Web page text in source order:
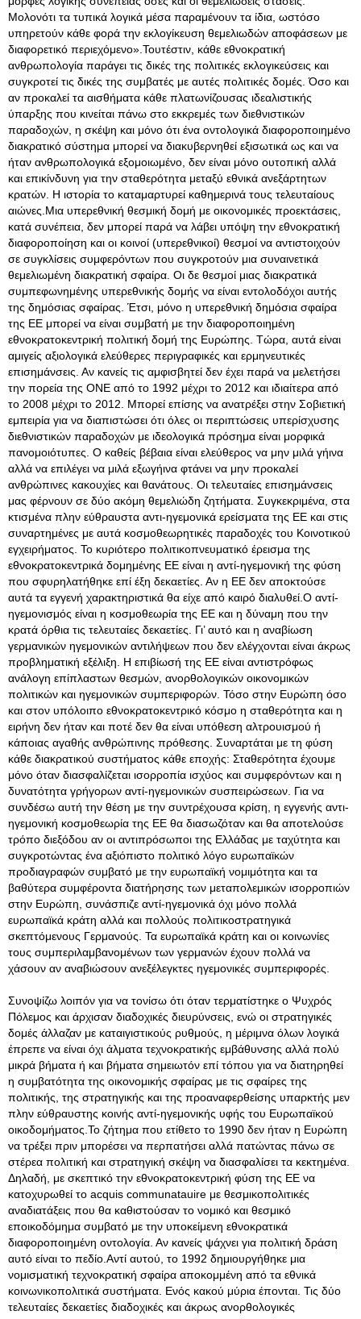
Μολονότι τα τυπικά λογικά μέσα παραμένουν τα ίδια, ωστόσο
υπηρετούν κάθε φορά την εκλογίκευση θεμελιωδών αποφάσεων με
διαφορετικό περιεχόμενο».Τουτέστιν, κάθε εθνοκρατική
ανθρωπολογία παράγει τις δικές της πολιτικές εκλογικεύσεις και
συγκροτεί τις δικές της συμβατές με αυτές πολιτικές δομές. Όσο και
αν προκαλεί τα αισθήματα κάθε πλατωνίζουσας ιδεαλιστικής
ύπαρξης που κινείται πάνω στο εκκρεμές των διεθνιστικών
παραδοχών, η σκέψη και μόνο ότι ένα οντολογικά διαφοροποιημένο
διακρατικό σύστημα μπορεί να διακυβερνηθεί εξισωτικά ως και να
ήταν ανθρωπολογικά εξομοιωμένο, δεν είναι μόνο ουτοπική αλλά
και επικίνδυνη για την σταθερότητα μεταξύ εθνικά ανεξάρτητων
κρατών. Η ιστορία το καταμαρτυρεί καθημερινά τους τελευταίους
αιώνες.Μια υπερεθνική θεσμική δομή με οικονομικές προεκτάσεις,
κατά συνέπεια, δεν μπορεί παρά να λάβει υπόψη την εθνοκρατική
διαφοροποίηση και οι κοινοί (υπερεθνικοί) θεσμοί να αντιστοιχούν
σε συγκλίσεις συμφερόντων που συγκροτούν μια συναινετικά
θεμελιωμένη διακρατική σφαίρα. Οι δε θεσμοί μιας διακρατικά
συμπεφωνημένης υπερεθνικής δομής να είναι εντολοδόχοι αυτής
της δημόσιας σφαίρας. Έτσι, μόνο η υπερεθνική δημόσια σφαίρα
της ΕΕ μπορεί να είναι συμβατή με την διαφοροποιημένη
εθνοκρατοκεντρική πολιτική δομή της Ευρώπης. Τώρα, αυτά είναι
αμιγείς αξιολογικά ελεύθερες περιγραφικές και ερμηνευτικές
επισημάνσεις. Αν κανείς τις αμφισβητεί δεν έχει παρά να μελετήσει
την πορεία της ΟΝΕ από το 1992 μέχρι το 2012 και ιδιαίτερα από
το 2008 μέχρι το 2012. Μπορεί επίσης να ανατρέξει στην Σοβιετική
εμπειρία για να διαπιστώσει ότι όλες οι περιπτώσεις υπερίσχυσης
διεθνιστικών παραδοχών με ιδεολογικά πρόσημα είναι μορφικά
πανομοιότυπες. Ο καθείς βέβαια είναι ελεύθερος να μην μιλά γήινα
αλλά να επιλέγει να μιλά εξωγήινα φτάνει να μην προκαλεί
ανθρώπινες κακουχίες και θανάτους. Οι τελευταίες επισημάνσεις
μας φέρνουν σε δύο ακόμη θεμελιώδη ζητήματα. Συγκεκριμένα, στα
κτισμένα πλην εύθραυστα αντι-ηγεμονικά ερείσματα της ΕΕ και στις
συναρτημένες με αυτά κοσμοθεωρητικές παραδοχές του Κοινοτικού
εγχειρήματος. Το κυριότερο πολιτικοπνευματικό έρεισμα της
εθνοκρατοκεντρικά δομημένης ΕΕ είναι η αντί-ηγεμονική της φύση
που σφυρηλατήθηκε επί έξη δεκαετίες. Αν η ΕΕ δεν αποκτούσε
αυτά τα εγγενή χαρακτηριστικά θα είχε από καιρό διαλυθεί.Ο αντί-
ηγεμονισμός είναι η κοσμοθεωρία της ΕΕ και η δύναμη που την
κρατά όρθια τις τελευταίες δεκαετίες. Γι’ αυτό και η αναβίωση
γερμανικών ηγεμονικών αντιλήψεων που δεν ελέγχονται είναι άκρως
προβληματική εξέλιξη. Η επιβίωσή της ΕΕ είναι αντιστρόφως
ανάλογη επίπλαστων θεσμών, ανορθολογικών οικονομικών
πολιτικών και ηγεμονικών συμπεριφορών. Τόσο στην Ευρώπη όσο
και στον υπόλοιπο εθνοκρατοκεντρικό κόσμο η σταθερότητα και η
ειρήνη δεν ήταν και ποτέ δεν θα είναι υπόθεση αλτρουισμού ή
κάποιας αγαθής ανθρώπινης πρόθεσης. Συναρτάται με τη φύση
κάθε διακρατικού συστήματος κάθε εποχής: Σταθερότητα έχουμε
μόνο όταν διασφαλίζεται ισορροπία ισχύος και συμφερόντων και η
δυνατότητα γρήγορων αντί-ηγεμονικών συσπειρώσεων. Για να
συνδέσω αυτή την θέση με την συντρέχουσα κρίση, η εγγενής αντι-
ηγεμονική κοσμοθεωρία της ΕΕ θα διασωζόταν και θα αποτελούσε
τρόπο διεξόδου αν οι αντιπρόσωποι της Ελλάδας με ταχύτητα και
συγκροτώντας ένα αξιόπιστο πολιτικό λόγο ευρωπαϊκών
προδιαγραφών συμβατό με την ευρωπαϊκή νομιμότητα και τα
βαθύτερα συμφέροντα διατήρησης των μεταπολεμικών ισορροπιών
στην Ευρώπη, συνάσπιζε αντί-ηγεμονικά όχι μόνο πολλά
ευρωπαϊκά κράτη αλλά και πολλούς πολιτικοστρατηγικά
σκεπτόμενους Γερμανούς. Τα ευρωπαϊκά κράτη και οι κοινωνίες
τους συμπεριλαμβανομένων των γερμανών έχουν πολλά να
χάσουν αν αναβιώσουν ανεξέλεγκτες ηγεμονικές συμπεριφορές.
Συνοψίζω λοιπόν για να τονίσω ότι όταν τερματίστηκε ο Ψυχρός
Πόλεμος και άρχισαν διαδοχικές διευρύνσεις, ενώ οι στρατηγικές
δομές άλλαζαν με καταιγιστικούς ρυθμούς, η μέριμνα όλων λογικά
έπρεπε να είναι όχι άλματα τεχνοκρατικής εμβάθυνσης αλλά πολύ
μικρά βήματα ή και βήματα σημειωτόν επί τόπου για να διατηρηθεί
η συμβατότητα της οικονομικής σφαίρας με τις σφαίρες της
πολιτικής, της στρατηγικής και της προαναφερθείσης υπαρκτής μεν
πλην εύθραυστης κοινής αντί-ηγεμονικής υφής του Ευρωπαϊκού
οικοδομήματος.Το ζήτημα που ετίθετο το 1990 δεν ήταν η Ευρώπη
να τρέξει πριν μπορέσει να περπατήσει αλλά πατώντας πάνω σε
στέρεα πολιτική και στρατηγική σκέψη να διασφαλίσει τα κεκτημένα.
Δηλαδή, με σκεπτικό την εθνοκρατοκεντρική φύση της ΕΕ να
κατοχυρωθεί το acquis communatauire με θεσμικοπολιτικές
αναδιατάξεις που θα καθιστούσαν το νομικό και θεσμικό
εποικοδόμημα συμβατό με την υποκείμενη εθνοκρατικά
διαφοροποιημένη οντολογία. Αν κανείς ψάχνει για πολιτική δράση
αυτό είναι το πεδίο.Αντί αυτού, το 1992 δημιουργήθηκε μια
νομισματική τεχνοκρατική σφαίρα αποκομμένη από τα εθνικά
κοινωνικοπολιτικά συστήματα. Ενός κακού μύρια έπονται. Τις δύο
τελευταίες δεκαετίες διαδοχικές και άκρως ανορθολογικές